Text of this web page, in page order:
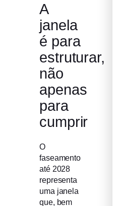
A
janela
é para
estruturar,
não
apenas
para
cumprir
O
faseamento
até 2028
representa
uma janela
que, bem